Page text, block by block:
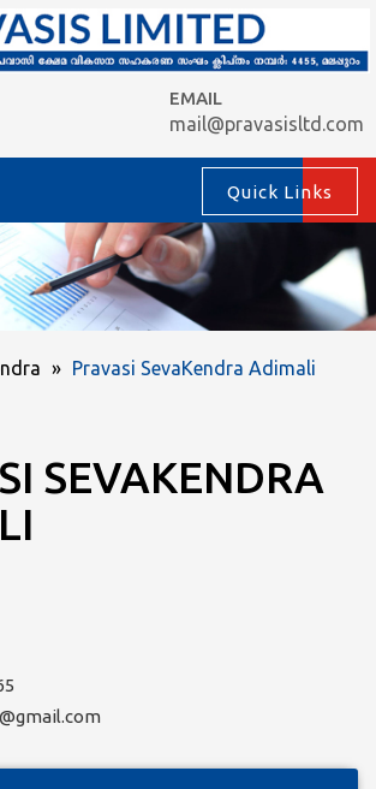
EMAIL
mail@pravasisltd.com
Quick Links
» Pravasi SevaKendra Adimali
SEVAKENDRA